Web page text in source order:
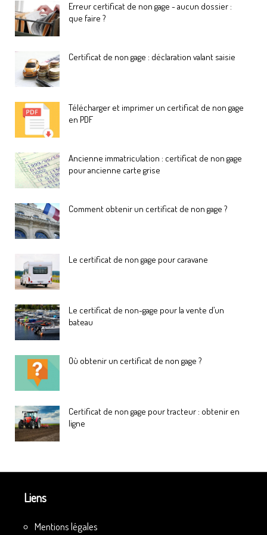
Erreur certificat de non gage - aucun dossier :
que faire ?
Certificat de non gage : déclaration valant saisie
Télécharger et imprimer un certificat de non gage
en PDF
Ancienne immatriculation : certificat de non gage
pour ancienne carte grise
Comment obtenir un certificat de non gage ?
Le certificat de non gage pour caravane
Le certificat de non-gage pour la vente d’un
bateau
Où obtenir un certificat de non gage ?
Certificat de non gage pour tracteur : obtenir en
ligne
Liens
Mentions légales